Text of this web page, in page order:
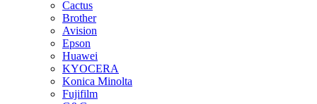
Cactus
Brother
Avision
Epson
Huawei
KYOCERA
Konica Minolta
Fujifilm